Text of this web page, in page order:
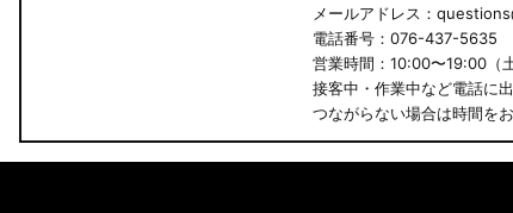
B34W/B35W/B37W/B38W ekクロススペース
メールアドレス：
電話番号：076-437-5635
営業時間：10:00〜19:00（
接客中・作業中など電話に
つながらない場合は時間を